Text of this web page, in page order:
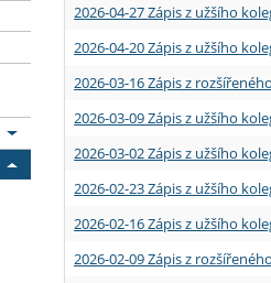
Absolventi fakulty
Vyjíždějící zaměstnanci
2026-04-27 Zápis z užšího
2026-04-20 Zápis z užšího
2026-03-16 Zápis z
2026-03-09 Zápis z užšího
2026-03-02 Zápis z užšího
2026-02-23 Zápis z užšího
2026-02-16 Zápis z užšího
2026-02-09 Zápis z